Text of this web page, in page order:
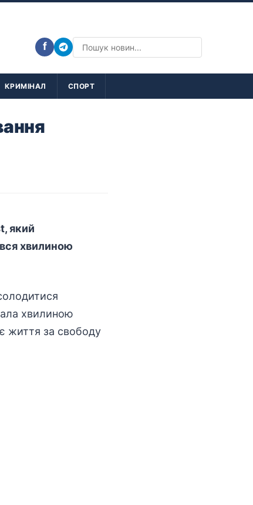
f
КРИМІНАЛ СПОРТ
який
хвилиною
хвилиною
життя за свободу